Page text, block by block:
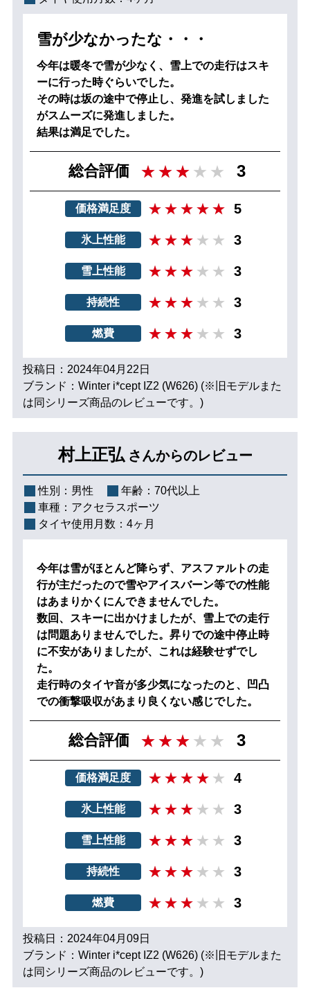
雪が少なかったな・・・
今年は暖冬で雪が少なく、雪上での走行はスキ
ーに行った時ぐらいでした。
その時は坂の途中で停止し、発進を試しました
がスムーズに発進しました。
結果は満足でした。
総合評価 3
価格満足度 5
氷上性能 3
雪上性能 3
持続性 3
燃費 3
投稿日：2024年04月22日
ブランド：Winter i*cept IZ2 (W626) (※旧モデルまた
は同シリーズ商品のレビューです。)
村上正弘 さんからのレビュー
性別： 男性 年齢： 70代以上
車種： アクセラスポーツ
タイヤ使用月数： 4ヶ月
今年は雪がほとんど降らず、アスファルトの走
行が主だったので雪やアイスバーン等での性能
はあまりかくにんできませんでした。
数回、スキーに出かけましたが、雪上での走行
は問題ありませんでした。昇りでの途中停止時
に不安がありましたが、これは経験せずでし
た。
走行時のタイヤ音が多少気になったのと、凹凸
での衝撃吸収があまり良くない感じでした。
総合評価 3
価格満足度 4
氷上性能 3
雪上性能 3
持続性 3
燃費 3
投稿日：2024年04月09日
ブランド：Winter i*cept IZ2 (W626) (※旧モデルまた
は同シリーズ商品のレビューです。)